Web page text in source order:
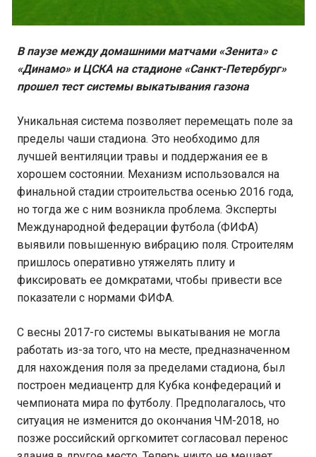
В паузе между домашними матчами «Зенита» с
«Динамо» и ЦСКА на стадионе «Санкт-Петербург»
прошел тест системы выкатывания газона
Уникальная система позволяет перемещать поле за
пределы чаши стадиона. Это необходимо для
лучшей вентиляции травы и поддержания ее в
хорошем состоянии. Механизм использовался на
финальной стадии строительства осенью 2016 года,
но тогда же с ним возникла проблема. Эксперты
Международной федерации футбола (ФИФА)
выявили повышенную вибрацию поля. Строителям
пришлось оперативно утяжелять плиту и
фиксировать ее домкратами, чтобы привести все
показатели с нормами ФИФА.
С весны 2017-го системы выкатывания не могла
работать из-за того, что на месте, предназначенном
для нахождения поля за пределами стадиона, был
построен медиацентр для Кубка конфедераций и
чемпионата мира по футболу. Предполагалось, что
ситуация не изменится до окончания ЧМ-2018, но
позже российский оргкомитет согласовал перенос